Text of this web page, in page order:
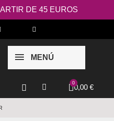
DE 45 EUROS
MENÚ
0,00 €